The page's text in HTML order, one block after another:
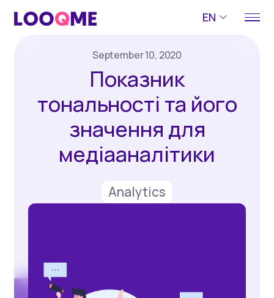
EN
September 10, 2020
Показник
тональності та його
значення для
медіааналітики
Analytics